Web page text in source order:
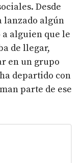
Desde
lanzado algún
a alguien que le
de llegar,
en un grupo
departido con
parte de ese